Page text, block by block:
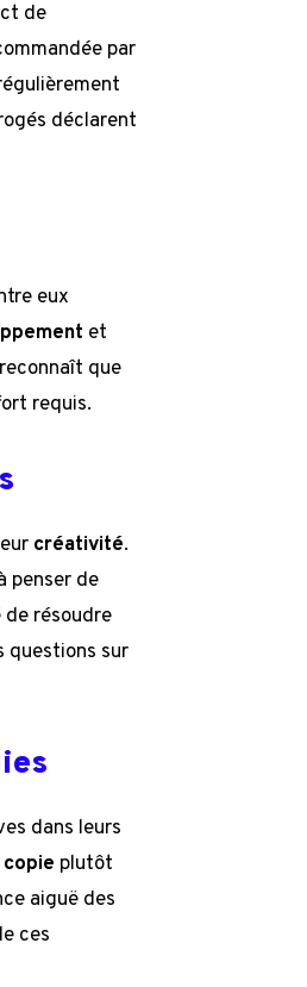
de
par
déclarent
eux
et
que
requis.
créativité.
penser de
résoudre
questions sur
dans leurs
copie plutôt
aiguë des
ces